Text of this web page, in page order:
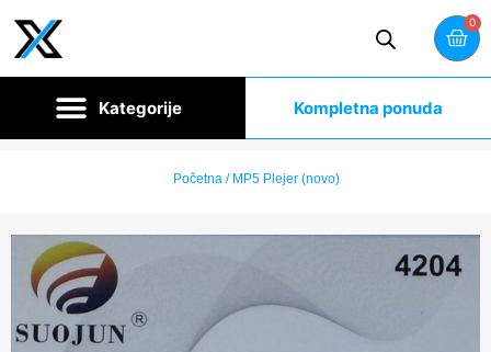
0
Kompletna ponuda
Početna / MP5 Plejer (novo)